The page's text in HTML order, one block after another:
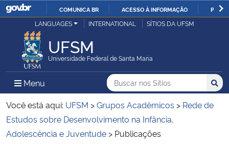
IR
COMUNICA BR ACESSO À INFORMAÇÃO
Ministério da Justiça e Segurança Pública
Ministério da Defesa
Ministério das Relações Exteriores
Ministério da Economia
LANGUAGES INTERNATIONAL SÍTIOS DA UFSM
UFSM
Universidade Federal de Santa Maria
Menu Menu Principal do Sítio
Busca
Buscar no nos Sítios
Busca:
Você está aqui: UFSM >Grupos Acadêmicos > Rede de
Estudos sobre Desenvolvimento na Infância,
Adolescência e Juventude > Publicações